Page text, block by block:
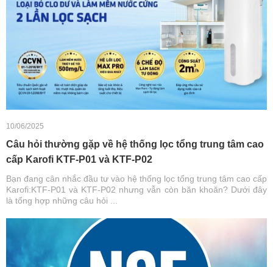
10/06/2025
Câu hỏi thường gặp về hệ thống lọc tổng trung tâm cao
cấp Karofi KTF-P01 và KTF-P02
Bạn đang cân nhắc đầu tư vào hệ thống lọc tổng trung tâm cao cấp
Karofi:KTF-P01 và KTF-P02 nhưng vẫn còn băn khoăn? Dưới đây
là tổng hợp những câu hỏi ...